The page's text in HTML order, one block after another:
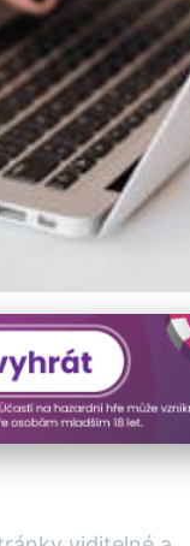
digitální